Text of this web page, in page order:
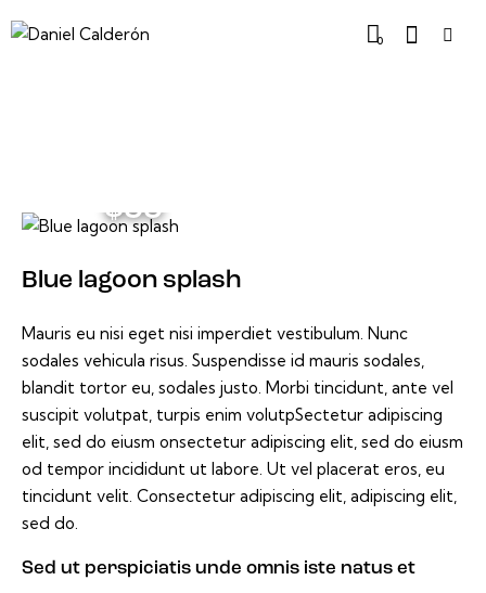
0
$55
Blue lagoon splash
Mauris eu nisi eget nisi imperdiet vestibulum. Nunc
sodales vehicula risus. Suspendisse id mauris sodales,
blandit tortor eu, sodales justo. Morbi tincidunt, ante vel
suscipit volutpat, turpis enim volutpSectetur adipiscing
elit, sed do eiusm onsectetur adipiscing elit, sed do eiusm
od tempor incididunt ut labore. Ut vel placerat eros, eu
tincidunt velit. Consectetur adipiscing elit, adipiscing elit,
sed do.
Sed ut perspiciatis unde omnis iste natus et